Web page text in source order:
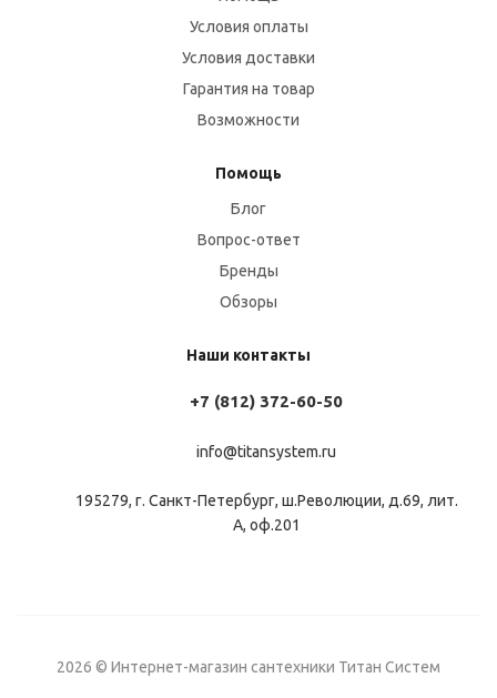
Условия оплаты
Условия доставки
Гарантия на товар
Возможности
Помощь
Блог
Вопрос-ответ
Бренды
Обзоры
Наши контакты
+7 (812) 372-60-50
info@titansystem.ru
195279, г. Санкт-Петербург, ш.Революции, д.69, лит.
А, оф.201
2026 © Интернет-магазин сантехники Титан Систем